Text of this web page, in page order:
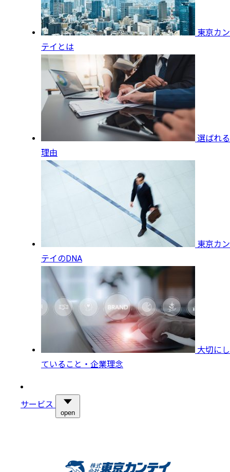
東京カン
テイとは
選ばれる
理由
東京カン
テイのDNA
大切にし
ていること・企業理念
サービス
open